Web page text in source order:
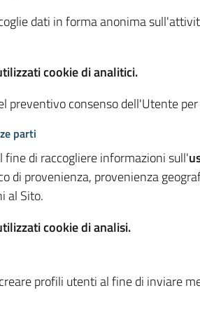
dati in forma anonima
cookie di analitici.
preventivo consenso dell'Utente
parti
fine di raccogliere informazioni sull'
di provenienza, provenienza
al Sito.
cookie di analisi.
profili utenti al fine di inviare